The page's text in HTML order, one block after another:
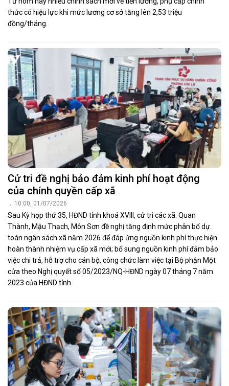
thức có hiệu lực khi mức lương cơ sở tăng lên 2,53 triệu
đồng/tháng.
Cử tri đề nghị bảo đảm kinh phí hoạt động
của chính quyền cấp xã
10:00, 01/07/2026
Sau Kỳ họp thứ 35, HĐND tỉnh khoá XVIII, cử tri các xã: Quan
Thành, Mậu Thạch, Môn Sơn đề nghị tăng định mức phân bổ dự
toán ngân sách xã năm 2026 để đáp ứng nguồn kinh phí thực hiện
hoàn thành nhiệm vụ cấp xã mới; bổ sung nguồn kinh phí đảm bảo
việc chi trả, hỗ trợ cho cán bộ, công chức làm việc tại Bộ phận Một
cửa theo Nghị quyết số 05/2023/NQ-HĐND ngày 07 tháng 7 năm
2023 của HĐND tỉnh.